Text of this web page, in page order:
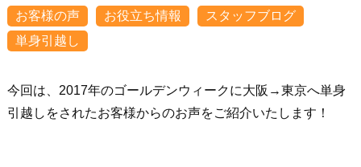
お客様の声
お役立ち情報
スタッフブログ
単身引越し
今回は、2017年のゴールデンウィークに大阪→東京へ単身
引越しをされたお客様からのお声をご紹介いたします！